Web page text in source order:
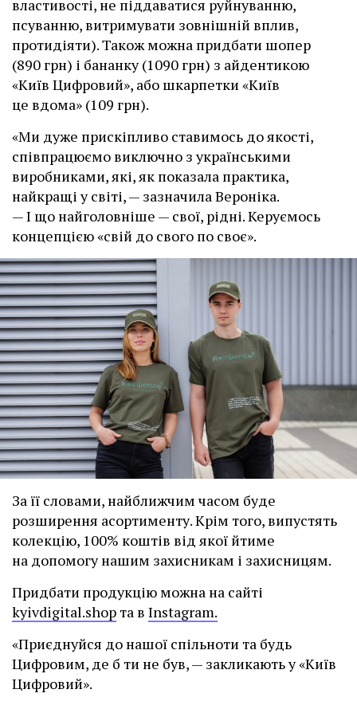
властивості, не піддаватися руйнуванню,
псуванню, витримувати зовнішній вплив,
протидіяти). Також можна придбати шопер
(890 грн) і бананку (1090 грн) з айдентикою
«Київ Цифровий», або шкарпетки «Київ
це вдома» (109 грн).
«Ми дуже прискіпливо ставимось до якості,
співпрацюємо виключно з українськими
виробниками, які, як показала практика,
найкращі у світі, — зазначила Вероніка.
— І що найголовніше — свої, рідні. Керуємось
концепцією «свій до свого по своє».
За її словами, найближчим часом буде
розширення асортименту. Крім того, випустять
колекцію, 100% коштів від якої йтиме
на допомогу нашим захисникам і захисницям.
Придбати продукцію можна на сайті
kyivdigital.shopта в Instagram.
«Приєднуйся до нашої спільноти та будь
Цифровим, де б ти не був, — закликають у «Київ
Цифровий».